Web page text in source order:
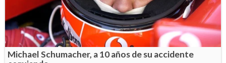
Michael Schumacher, a 10 años de su accidente